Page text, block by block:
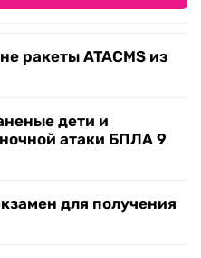
ракеты ATACMS из
дети и
атаки БПЛА 9
для получения